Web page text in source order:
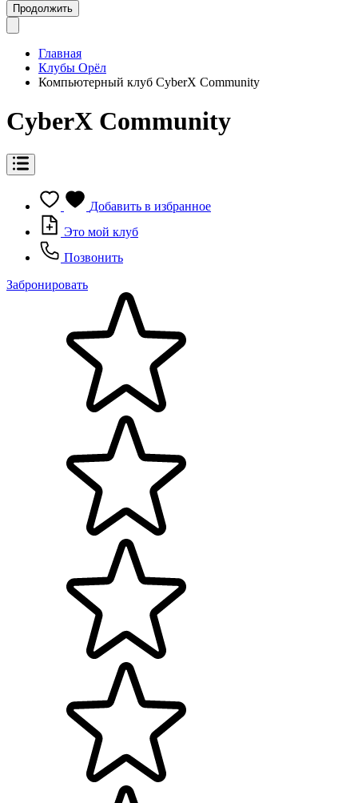
Продолжить
Главная
Клубы Орёл
Компьютерный клуб CyberX Community
CyberX Community
Добавить в избранное
Это мой клуб
Позвонить
Забронировать